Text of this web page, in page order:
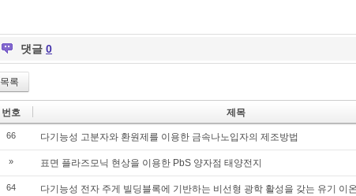
댓글 0
목록
번호 제목
66 다기능성 고분자와 환원제를 이용한 금속나노입자의 제조방법
» 표면 플라즈모닉 현상을 이용한 PbS 양자점 태양전지
64 다기능성 전자 주게 빌딩블록에 기반하는 비선형 광학 활성을 갖는 유기 이